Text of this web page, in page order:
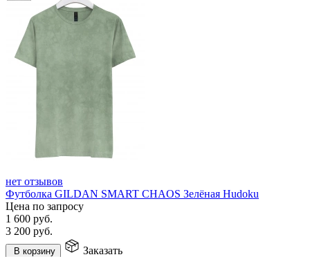
нет отзывов
Футболка GILDAN SMART CHAOS Зелёная Hudoku
Цена по запросу
1 600 руб.
3 200 руб.
В корзину Заказать